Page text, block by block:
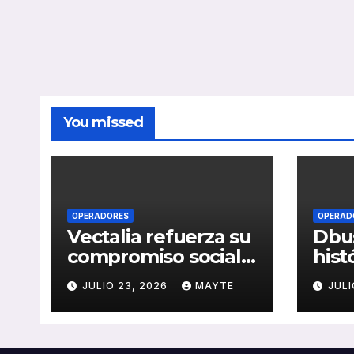
You missed
OPERADORES
Vectalia refuerza su
compromiso social y
medioambiental
con la publicación
de su Memoria de
JULIO 23, 2026 MAYTE
del